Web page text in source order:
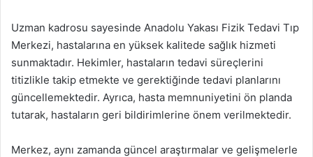
Uzman kadrosu sayesinde Anadolu Yakası Fizik Tedavi Tıp
Merkezi, hastalarına en yüksek kalitede sağlık hizmeti
sunmaktadır. Hekimler, hastaların tedavi süreçlerini
titizlikle takip etmekte ve gerektiğinde tedavi planlarını
güncellemektedir. Ayrıca, hasta memnuniyetini ön planda
tutarak, hastaların geri bildirimlerine önem verilmektedir.
Merkez, aynı zamanda güncel araştırmalar ve gelişmelerle